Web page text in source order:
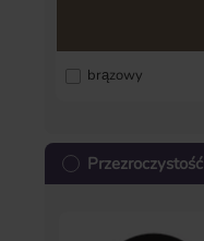
brązowy
Przezroczystość